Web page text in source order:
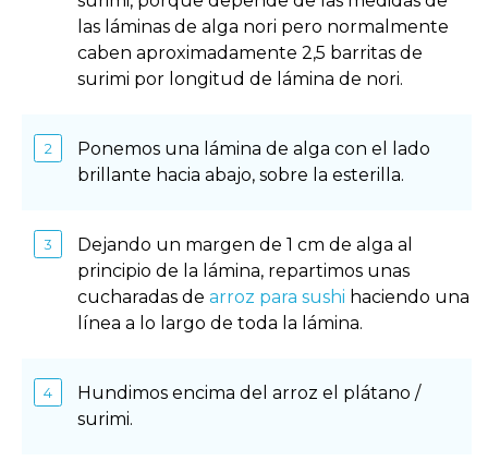
las láminas de alga nori pero normalmente
caben aproximadamente 2,5 barritas de
surimi por longitud de lámina de nori.
Ponemos una lámina de alga con el lado
brillante hacia abajo, sobre la esterilla.
Dejando un margen de 1 cm de alga al
principio de la lámina, repartimos unas
cucharadas de arroz para sushi haciendo una
línea a lo largo de toda la lámina.
Hundimos encima del arroz el plátano /
surimi.